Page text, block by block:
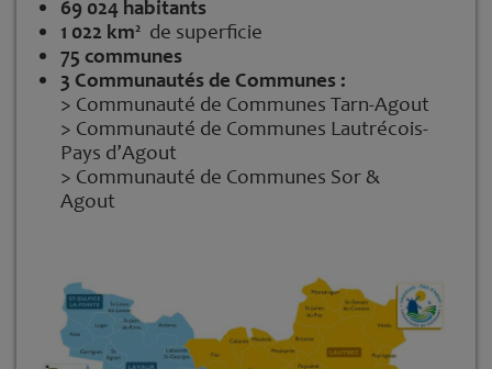
69 024 habitants
1 022 km² de superficie
75 communes
3 Communautés de Communes :
> Communauté de Communes Tarn-Agout
> Communauté de Communes Lautrécois-
Pays d’Agout
> Communauté de Communes Sor &
Agout